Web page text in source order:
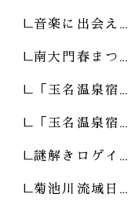
音楽に出会え…
南大門春まつ…
「玉名温泉宿…
「玉名温泉宿…
謎解きロゲイ…
菊池川流域日…